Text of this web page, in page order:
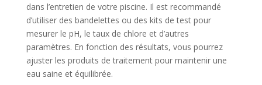
dans l’entretien de votre piscine. Il est recommandé
d’utiliser des bandelettes ou des kits de test pour
mesurer le pH, le taux de chlore et d’autres
paramètres. En fonction des résultats, vous pourrez
ajuster les produits de traitement pour maintenir une
eau saine et équilibrée.